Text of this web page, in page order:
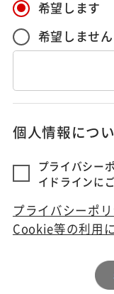
希望します
希望しません
個人情報につ
プライバシー
イドラインに
プライバシーポ
Cookie等の利用